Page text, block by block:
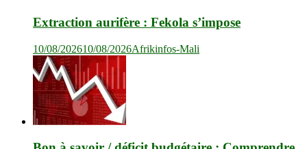
Extraction aurifère : Fekola s’impose
10/08/202610/08/2026Afrikinfos-Mali